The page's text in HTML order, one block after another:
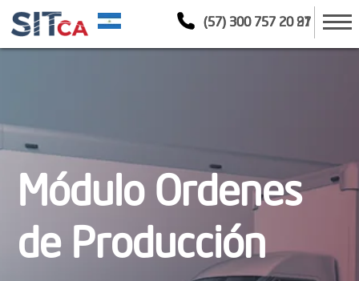
(57) 300 757 20 21
(57) 300 757 20 97
Módulo Ordenes
de Producción